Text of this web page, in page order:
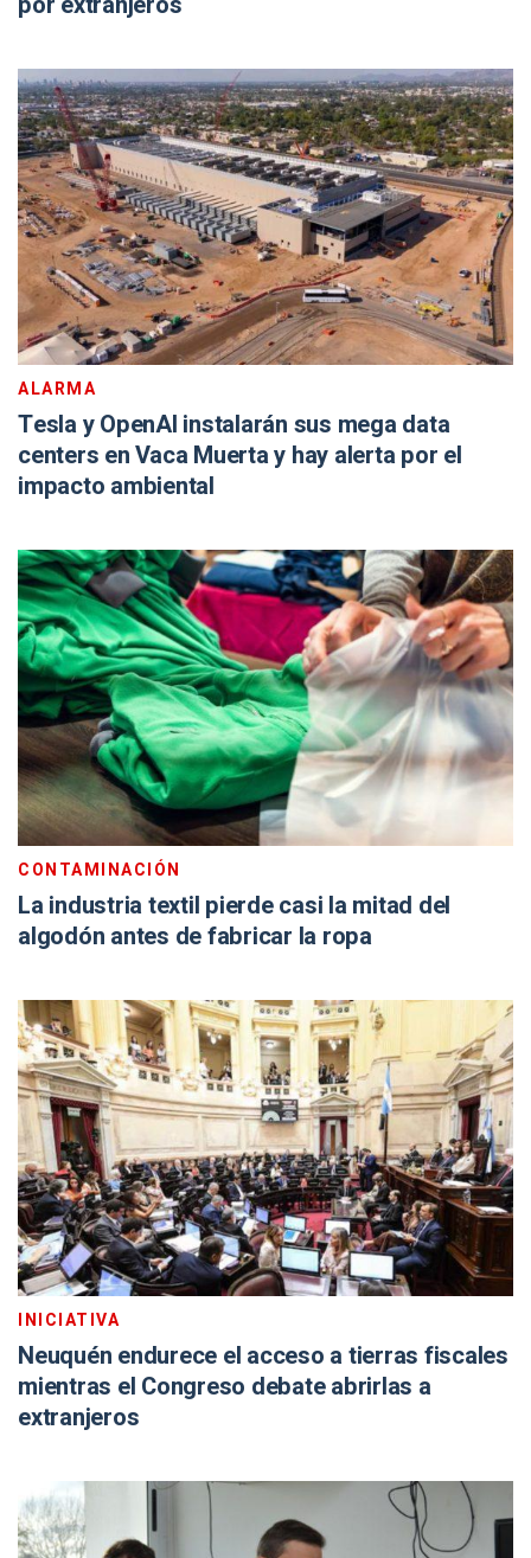
ALARMA
Tesla y OpenAI instalarán sus mega data
centers en Vaca Muerta y hay alerta por el
impacto ambiental
CONTAMINACIÓN
La industria textil pierde casi la mitad del
algodón antes de fabricar la ropa
INICIATIVA
Neuquén endurece el acceso a tierras fiscales
mientras el Congreso debate abrirlas a
extranjeros